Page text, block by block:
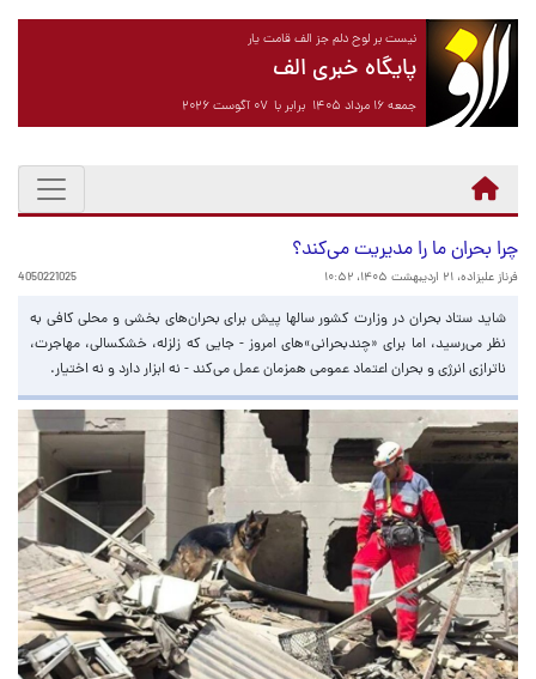
نیست بر لوح دلم جز الف قامت یار
پایگاه خبری الف
جمعه ۱۶ مرداد ۱۴۰۵ برابر با ۰۷ آگوست ۲۰۲۶
چرا بحران ما را مدیریت می‌کند؟
فرناز علیزاده، ۲۱ اردیبهشت ۱۴۰۵، ۱۰:۵۲ 4050221025
شاید ستاد بحران در وزارت کشور سالها پیش برای بحران‌های بخشی و محلی کافی به
نظر می‌رسید، اما برای «چندبحرانی»های امروز - جایی که زلزله، خشکسالی، مهاجرت،
ناترازی انرژی و بحران اعتماد عمومی همزمان عمل می‌کند - نه ابزار دارد و نه اختیار.